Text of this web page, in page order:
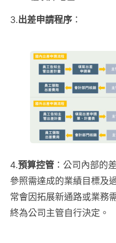
3.出差申請程序 ：
4.預算控管 ：公司內部的
參照需達成的業績目標及
常會因拓展新通路或業務
終為公司主管自行決定。